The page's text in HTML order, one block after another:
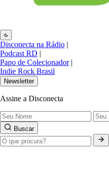
Disconecta na Rádio |
Podcast RD |
Papo de Colecionador |
Indie Rock Brasil
Newsletter
Assine a Disconecta
Buscar